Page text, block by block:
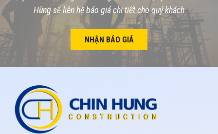
Hùng sẽ liên hệ báo giá chi tiết cho quý khách
NHẬN BÁO GIÁ